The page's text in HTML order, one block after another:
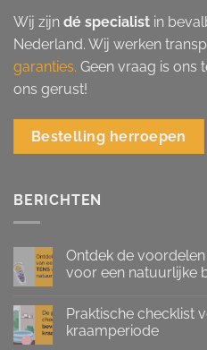
Wij zijn dé specialist in
Nederland. Wij werken
garanties. Geen vraag is ons
ons gerust!
Bestelling herroepen
BERICHTEN
Ontdek de
voor een natuurlijke
Praktische checklist
kraamperiode